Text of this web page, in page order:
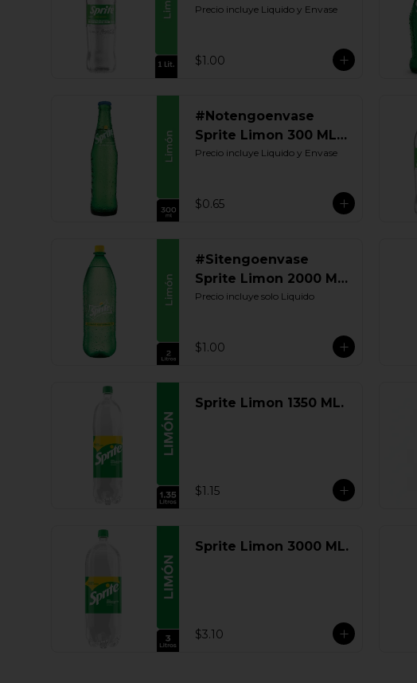
Retornable
Precio incluye Liquido y Envase
$1.00
#Notengoenvase
Sprite Limon 300 ML.
Retornable
Precio incluye Liquido y Envase
$0.65
#Sitengoenvase
Sprite Limon 2000 ML.
Retornable
Precio incluye solo Liquido
$1.00
Sprite Limon 1350 ML.
$1.15
Sprite Limon 3000 ML.
$3.10